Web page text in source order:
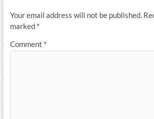
Your email address will not be published.
marked *
Comment *